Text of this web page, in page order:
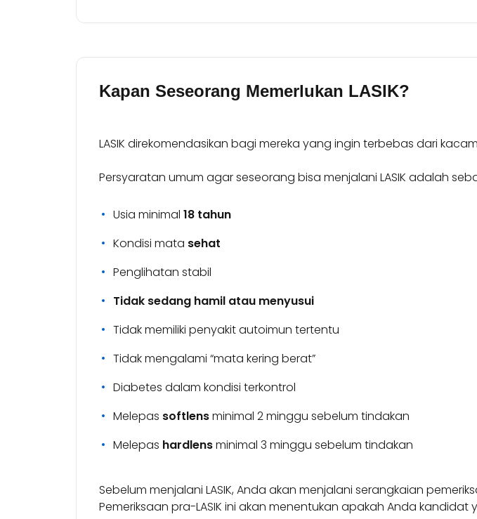
Kapan Seseorang Memerlukan LASIK?
LASIK direkomendasikan bagi mereka yang ingin terbebas dari
Persyaratan umum agar seseorang bisa menjalani LASIK adalah
Usia minimal 18 tahun
Kondisi mata sehat
Penglihatan stabil
Tidak sedang hamil atau menyusui
Tidak memiliki penyakit autoimun tertentu
Tidak mengalami “mata kering berat”
Diabetes dalam kondisi terkontrol
Melepas softlensminimal 2 minggu sebelum tindakan
Melepas hardlensminimal 3 minggu sebelum tindakan
Sebelum menjalani LASIK, Anda akan menjalani serangkaian
Pemeriksaan pra-LASIK ini akan menentukan apakah Anda kandidat